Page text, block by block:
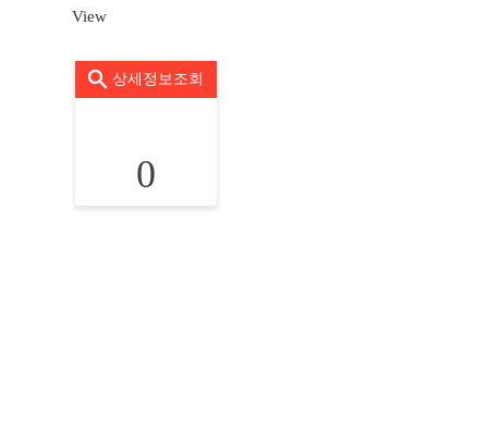
View
상세정보조회
0